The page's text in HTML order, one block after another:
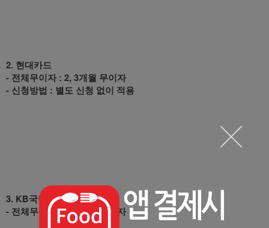
2. 현대카드
- 전체무이자 : 2, 3개월 무이자
- 신청방법 : 별도 신청 없이 적용
3. KB국민카드
- 전체무이자 : 2, 3개월 무이자